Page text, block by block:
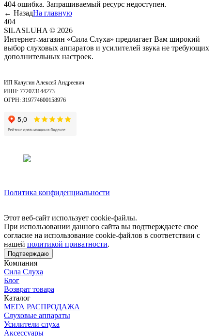
404 ошибка. Запрашиваемый ресурс недоступен.
← НазадНа главную
404
SILASLUHA © 2026
Интернет-магазин «Сила Слуха» предлагает Вам широкий
выбор слуховых аппаратов и усилителей звука не требующих
дополнительных настроек.
ИП Калугин Алексей Андреевич
ИНН: 772073144273
ОГРН: 319774600158976
Политика конфиденциальности
Этот веб-сайт использует cookie-файлы.
При использовании данного сайта вы подтверждаете свое
согласие на использование cookie-файлов в соответствии с
нашей политикой приватности.
Подтверждаю
Компания
Сила Слуха
Блог
Возврат товара
Каталог
МЕГА РАСПРОДАЖА
Слуховые аппараты
Усилители слуха
Аксессуары